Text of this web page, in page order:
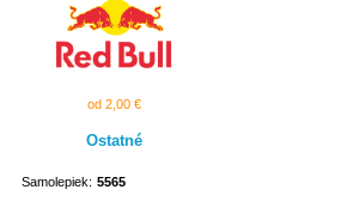
od 2,00 €
Ostatné
Samolepiek: 5565